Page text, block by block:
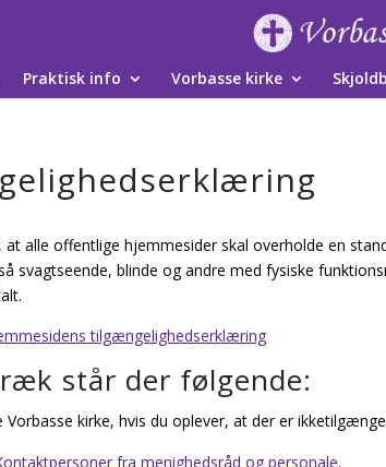
Praktisk info Vorbasse kirke
at alle offentlige hjemmesider skal overholde en
svagtseende, blinde og andre med fysiske
tilgængelighedserklæring
står der følgende:
Vorbasse kirke, hvis du oplever, at der er
fra menighedsråd og personale.